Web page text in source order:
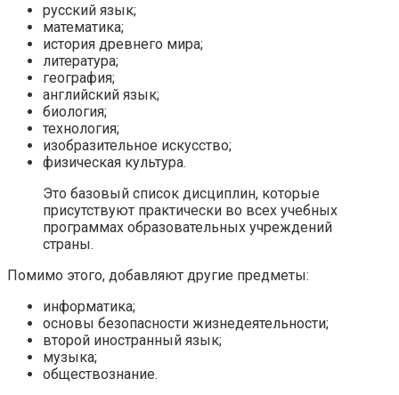
русский язык;
математика;
история древнего мира;
литература;
география;
английский язык;
биология;
технология;
изобразительное искусство;
физическая культура.
Это базовый список дисциплин, которые
присутствуют практически во всех учебных
программах образовательных учреждений
страны.
Помимо этого, добавляют другие предметы:
информатика;
основы безопасности жизнедеятельности;
второй иностранный язык;
музыка;
обществознание.